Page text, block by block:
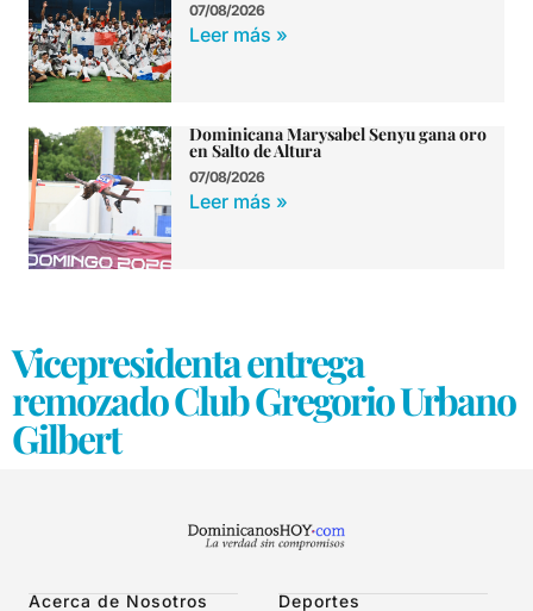
07/08/2026
Leer más »
Dominicana Marysabel Senyu gana oro
en Salto de Altura
07/08/2026
Leer más »
Vicepresidenta entrega
remozado Club Gregorio Urbano
Gilbert
Acerca de Nosotros Deportes